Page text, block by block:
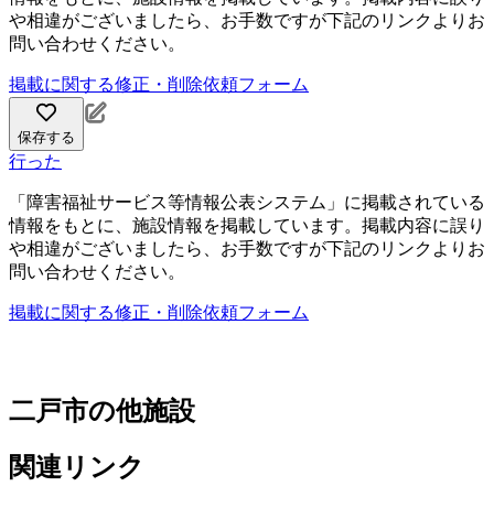
や相違がございましたら、お手数ですが下記のリンクよりお
問い合わせください。
掲載に関する修正・削除依頼フォーム
保存する
行った
「障害福祉サービス等情報公表システム」に掲載されている
情報をもとに、施設情報を掲載しています。掲載内容に誤り
や相違がございましたら、お手数ですが下記のリンクよりお
問い合わせください。
掲載に関する修正・削除依頼フォーム
二戸市の他施設
関連リンク